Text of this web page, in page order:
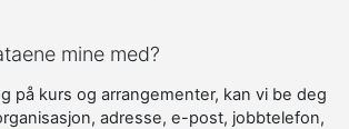
mine med?
på kurs og arrangementer, kan vi be deg
adresse, e-post, jobbtelefon,